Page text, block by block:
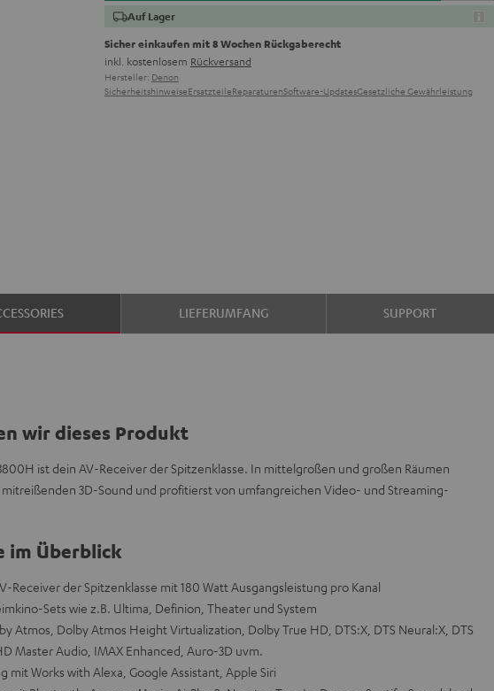
Auf Lager
Sicher einkaufen mit 8 Wochen Rückgaberecht
inkl. kostenlosem Rückversand
Hersteller: Denon
SicherheitshinweiseErsatzteileReparaturenSoftware-UpdatesGesetzliche Gewährleistung
LIEFERUMFANG SUPPORT
wir dieses Produkt
ist dein AV-Receiver der Spitzenklasse. In mittelgroßen und großen Räumen
3D-Sound und profitierst von umfangreichen Video- und Streaming-
im Überblick
Receiver der Spitzenklasse mit 180 Watt Ausgangsleistung pro Kanal
Sets wie z.B. Ultima, Definion, Theater und System
Atmos, Dolby Atmos Height Virtualization, Dolby True HD, DTS:X, DTS Neural:X, DTS
Master Audio, IMAX Enhanced, Auro-3D uvm.
mit Works with Alexa, Google Assistant, Apple Siri